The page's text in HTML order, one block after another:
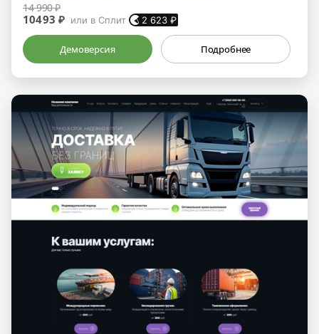
14 990 ₽
10493 ₽ или в Сплит 2 623 ₽
Демоверсия Подробнее